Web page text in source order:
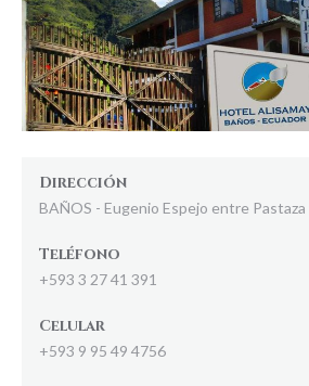
Dirección
BAÑOS - Eugenio Espejo entre Pastaza
Teléfono
+593 3 27 41 391
Celular
+593 9 95 49 4756